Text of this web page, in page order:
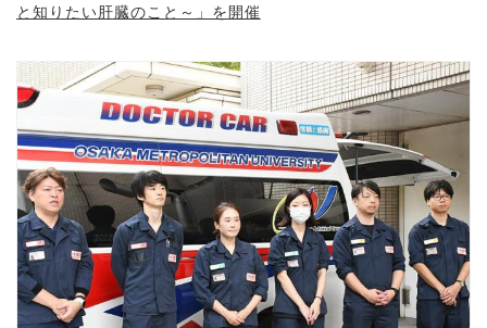
と知りたい肝臓のこと～」を開催